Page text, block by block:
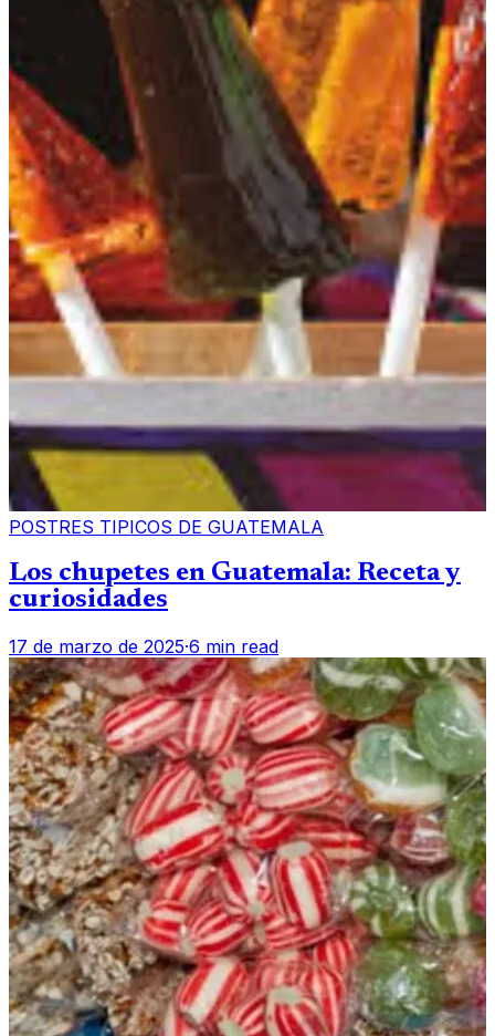
POSTRES TIPICOS DE GUATEMALA
Los chupetes en Guatemala: Receta y
curiosidades
17 de marzo de 2025·6 min read